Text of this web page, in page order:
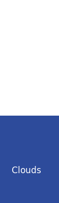
Clouds